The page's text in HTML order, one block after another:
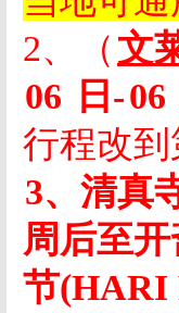
2、 （ 文
06
日 -06
行程改到
3、清真
周后至
节(HARI